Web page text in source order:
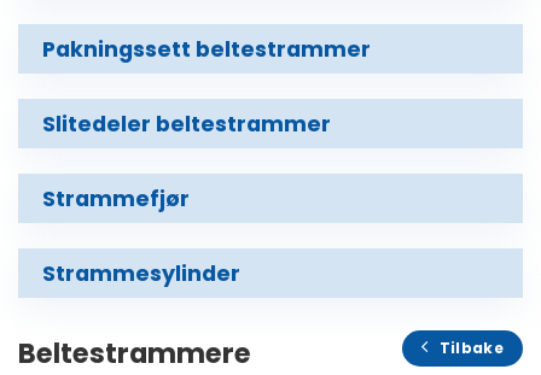
Pakningssett beltestrammer
Slitedeler beltestrammer
Strammefjør
Strammesylinder
Beltestrammere Tilbake